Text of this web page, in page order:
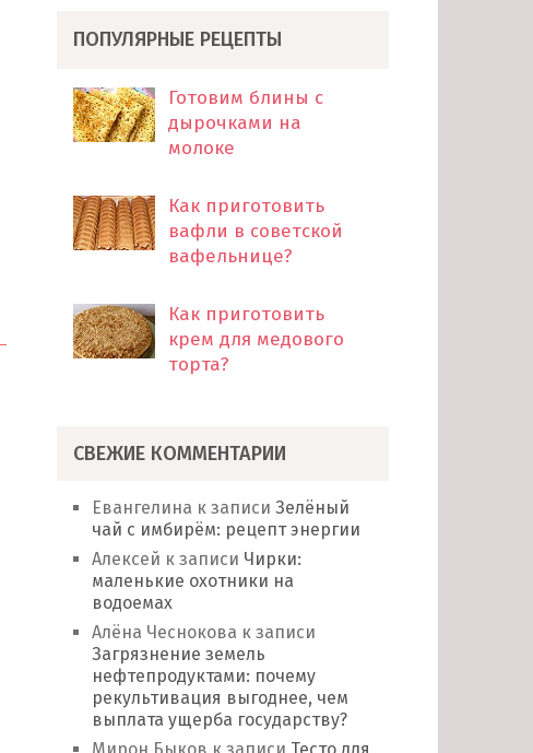
ПОПУЛЯРНЫЕ РЕЦЕПТЫ
Готовим блины с
дырочками на
молоке
Как приготовить
вафли в советской
вафельнице?
Как приготовить
крем для медового
торта?
СВЕЖИЕ КОММЕНТАРИИ
Евангелина к записиЗелёный
чай с имбирём: рецепт энергии
Алексей к записи Чирки:
маленькие охотники на
водоемах
Алёна Чеснокова к записи
Загрязнение земель
нефтепродуктами: почему
рекультивация выгоднее, чем
выплата ущерба государству?